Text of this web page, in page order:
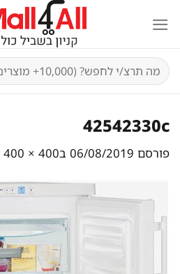
content
חיפוש
עבור:
42542330c
פורסם 06/08/2019 ב400 × 400